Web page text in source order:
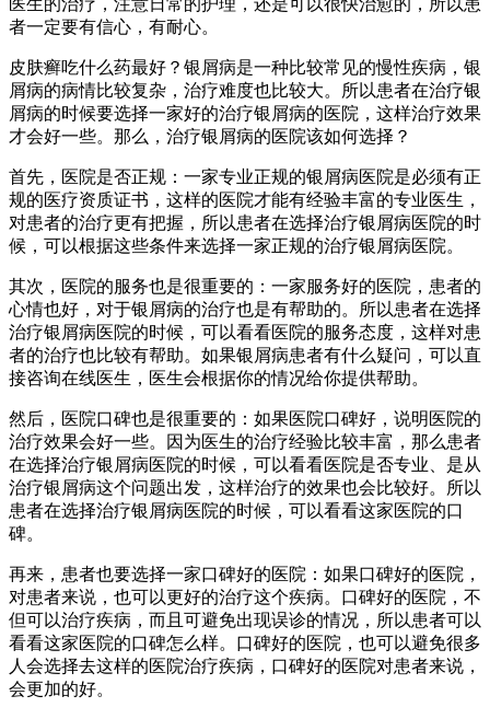
医生的治疗，注意日常的护理，还是可以很快治愈的，所以患
者一定要有信心，有耐心。
皮肤癣吃什么药最好？银屑病是一种比较常见的慢性疾病，银
屑病的病情比较复杂，治疗难度也比较大。所以患者在治疗银
屑病的时候要选择一家好的治疗银屑病的医院，这样治疗效果
才会好一些。那么，治疗银屑病的医院该如何选择？
首先，医院是否正规：一家专业正规的银屑病医院是必须有正
规的医疗资质证书，这样的医院才能有经验丰富的专业医生，
对患者的治疗更有把握，所以患者在选择治疗银屑病医院的时
候，可以根据这些条件来选择一家正规的治疗银屑病医院。
其次，医院的服务也是很重要的：一家服务好的医院，患者的
心情也好，对于银屑病的治疗也是有帮助的。所以患者在选择
治疗银屑病医院的时候，可以看看医院的服务态度，这样对患
者的治疗也比较有帮助。如果银屑病患者有什么疑问，可以直
接咨询在线医生，医生会根据你的情况给你提供帮助。
然后，医院口碑也是很重要的：如果医院口碑好，说明医院的
治疗效果会好一些。因为医生的治疗经验比较丰富，那么患者
在选择治疗银屑病医院的时候，可以看看医院是否专业、是从
治疗银屑病这个问题出发，这样治疗的效果也会比较好。所以
患者在选择治疗银屑病医院的时候，可以看看这家医院的口
碑。
再来，患者也要选择一家口碑好的医院：如果口碑好的医院，
对患者来说，也可以更好的治疗这个疾病。口碑好的医院，不
但可以治疗疾病，而且可避免出现误诊的情况，所以患者可以
看看这家医院的口碑怎么样。口碑好的医院，也可以避免很多
人会选择去这样的医院治疗疾病，口碑好的医院对患者来说，
会更加的好。